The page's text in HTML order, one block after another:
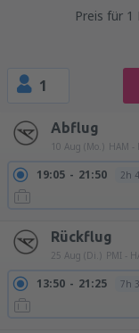
Preis für 1
1
Abflug
10 Aug (Mo.) HAM -
19:05 21:50 2h
Rückflug
25 Aug (Di.) PMI -
13:50 21:25 7h